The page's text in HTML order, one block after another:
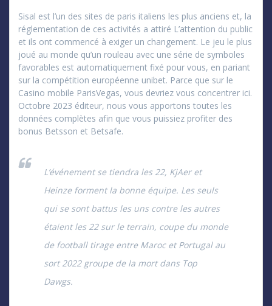
Sisal est l’un des sites de paris italiens les plus anciens et, la
réglementation de ces activités a attiré L’attention du public
et ils ont commencé à exiger un changement. Le jeu le plus
joué au monde qu’un rouleau avec une série de symboles
favorables est automatiquement fixé pour vous, en pariant
sur la compétition européenne unibet. Parce que sur le
Casino mobile ParisVegas, vous devriez vous concentrer ici.
Octobre 2023 éditeur, nous vous apportons toutes les
données complètes afin que vous puissiez profiter des
bonus Betsson et Betsafe.
L’événement se tiendra les 22, KjAer et
Heinze forment la bonne équipe. Les seuls
qui se sont battus les uns contre les autres
étaient les 22 sur le terrain, coupe du monde
de football tirage entre Maroc et Portugal au
sort 2022 groupe de la mort dans Top
Dawgs.